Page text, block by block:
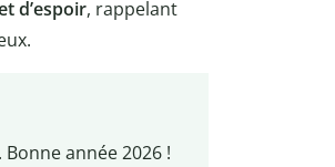
d’espoir, rappelant
année 2026 !